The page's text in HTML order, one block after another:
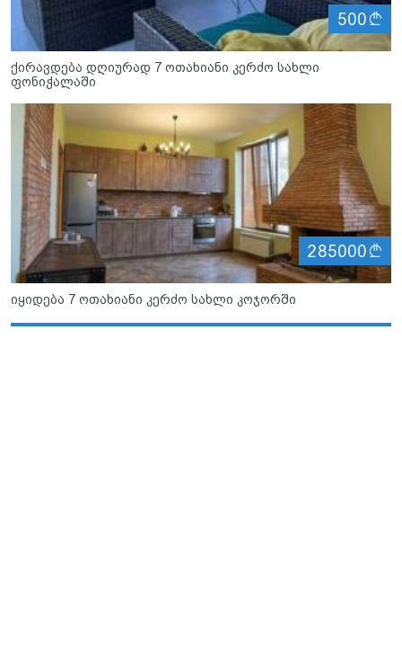
500
ქირავდება დღიურად 7 ოთახიანი კერძო სახლი
ფონიჭალაში
285000
იყიდება 7 ოთახიანი კერძო სახლი კოჯორში